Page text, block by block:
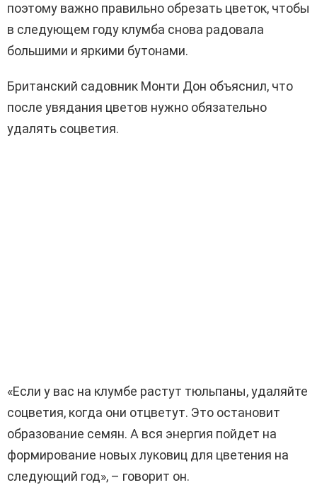
поэтому важно правильно обрезать цветок, чтобы
в следующем году клумба снова радовала
большими и яркими бутонами.
Британский садовник Монти Дон объяснил, что
после увядания цветов нужно обязательно
удалять соцветия.
«Если у вас на клумбе растут тюльпаны, удаляйте
соцветия, когда они отцветут. Это остановит
образование семян. А вся энергия пойдет на
формирование новых луковиц для цветения на
следующий год», – говорит он.